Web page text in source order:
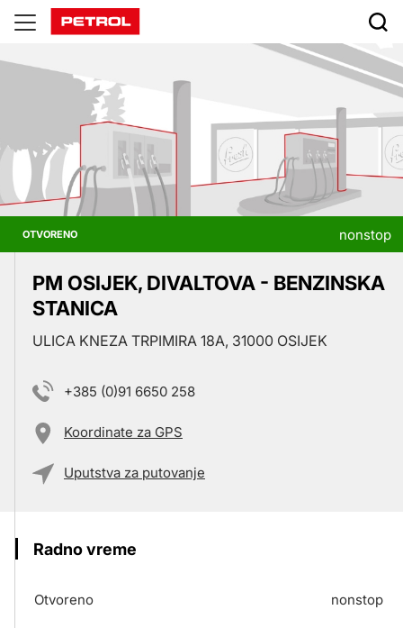
Prodajna
mesta
OTVORENO nonstop
PM OSIJEK, DIVALTOVA - BENZINSKA
STANICA
ULICA KNEZA TRPIMIRA 18A, 31000 OSIJEK
+385 (0)91 6650 258
Koordinate za GPS
Uputstva za putovanje
Radno vreme
Otvoreno nonstop